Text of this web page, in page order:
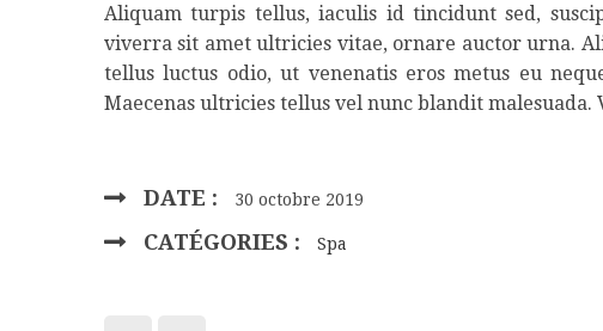
Aliquam turpis tellus, iaculis id tincidunt sed,
viverra sit amet ultricies vitae, ornare auctor urna.
tellus luctus odio, ut venenatis eros metus eu
Maecenas ultricies tellus vel nunc blandit
DATE : 30 octobre 2019
CATÉGORIES : Spa